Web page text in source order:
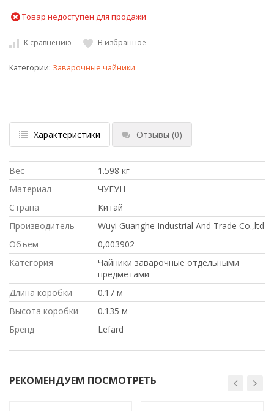
Товар недоступен для продажи
К сравнению В избранное
Категории: Заварочные чайники
Характеристики Отзывы (0)
Вес
1.598 кг
Материал
ЧУГУН
Страна
Китай
Производитель
Wuyi Guanghe Industrial And Trade Co.,ltd
Объем
0,003902
Категория
Чайники заварочные отдельными
предметами
Длина коробки
0.17 м
Высота коробки
0.135 м
Бренд
Lefard
РЕКОМЕНДУЕМ ПОСМОТРЕТЬ